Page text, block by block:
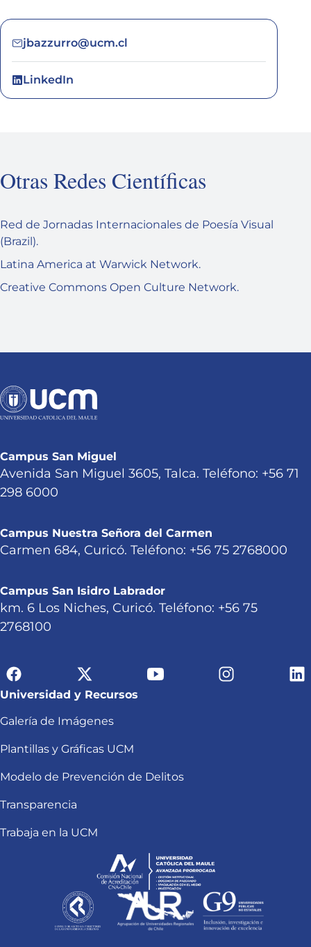
jbazzurro@ucm.cl
LinkedIn
Otras Redes Científicas
Red de Jornadas Internacionales de Poesía Visual
(Brazil).
Latina America at Warwick Network.
Creative Commons Open Culture Network.
Campus San Miguel
Avenida San Miguel 3605, Talca. Teléfono: +56 71
298 6000
Campus Nuestra Señora del Carmen
Carmen 684, Curicó. Teléfono: +56 75 2768000
Campus San Isidro Labrador
km. 6 Los Niches, Curicó. Teléfono: +56 75
2768100
Universidad y Recursos
Galería de Imágenes
Plantillas y Gráficas UCM
Modelo de Prevención de Delitos
Transparencia
Trabaja en la UCM